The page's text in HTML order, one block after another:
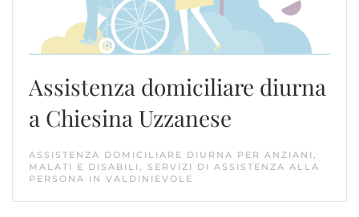
Assistenza domiciliare diurna
a Chiesina Uzzanese
ASSISTENZA DOMICILIARE DIURNA PER ANZIANI,
MALATI E DISABILI, SERVIZI DI ASSISTENZA ALLA
PERSONA IN VALDINIEVOLE